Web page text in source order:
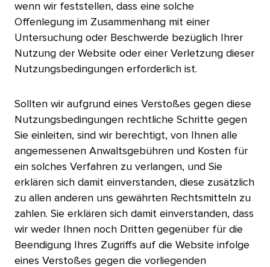
wenn wir feststellen, dass eine solche
Offenlegung im Zusammenhang mit einer
Untersuchung oder Beschwerde bezüglich Ihrer
Nutzung der Website oder einer Verletzung dieser
Nutzungsbedingungen erforderlich ist.​​
Sollten wir aufgrund eines Verstoßes gegen diese
Nutzungsbedingungen rechtliche Schritte gegen
Sie einleiten, sind wir berechtigt, von Ihnen alle
angemessenen Anwaltsgebühren und Kosten für
ein solches Verfahren zu verlangen, und Sie
erklären sich damit einverstanden, diese zusätzlich
zu allen anderen uns gewährten Rechtsmitteln zu
zahlen. Sie erklären sich damit einverstanden, dass
wir weder Ihnen noch Dritten gegenüber für die
Beendigung Ihres Zugriffs auf die Website infolge
eines Verstoßes gegen die vorliegenden